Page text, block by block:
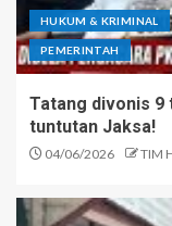
HUKUM & KRIMINAL
PEMERINTAH
Tatang divonis 9
tuntutan Jaksa!
04/06/2026 TIM